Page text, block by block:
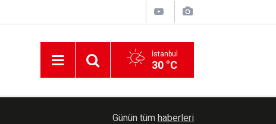
İstanbul
30 °C
Cizre sıcaklığının asırlık serinliği: Tescilli Cizre
Günün tüm haberleri